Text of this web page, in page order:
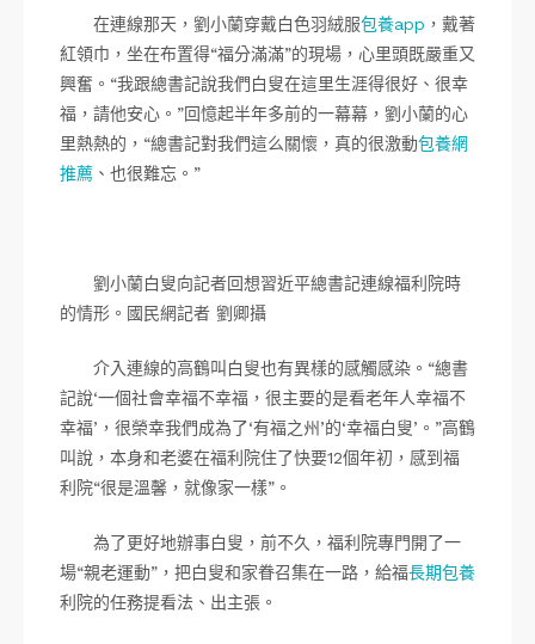
在連線那天，劉小蘭穿戴白色羽絨服包養app ，戴著
紅領巾，坐在布置得“福分滿滿”的現場，心里頭既嚴重又
興奮。“我跟總書記說我們白叟在這里生涯得很好、很幸
福，請他安心。”回憶起半年多前的一幕幕，劉小蘭的心
里熱熱的，“總書記對我們這么關懷，真的很激動包養網
推薦 、也很難忘。”
劉小蘭白叟向記者回想習近平總書記連線福利院時
的情形。國民網記者 劉卿攝
介入連線的高鶴叫白叟也有異樣的感觸感染。“總書
記說‘一個社會幸福不幸福，很主要的是看老年人幸福不
幸福’，很榮幸我們成為了‘有福之州’的‘幸福白叟’。”高鶴
叫說，本身和老婆在福利院住了快要12個年初，感到福
利院“很是溫馨，就像家一樣”。
為了更好地辦事白叟，前不久，福利院專門開了一
場“親老運動”，把白叟和家眷召集在一路，給福長期包養
利院的任務提看法、出主張。